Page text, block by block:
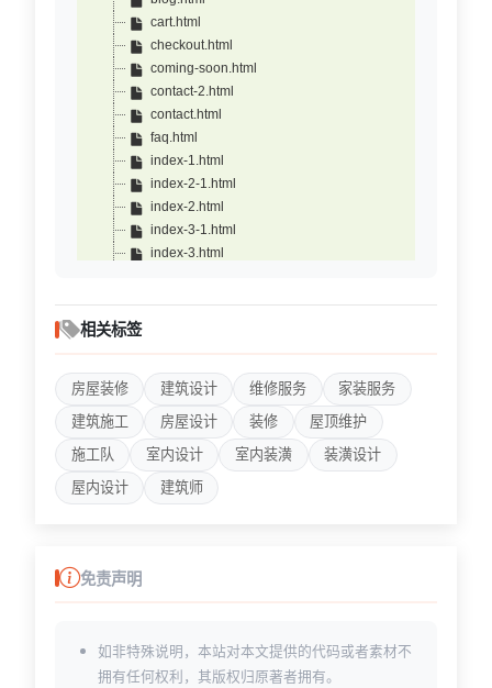
cart.html
checkout.html
coming-soon.html
contact-2.html
contact.html
faq.html
index-1.html
index-2-1.html
index-2.html
index-3-1.html
index-3.html
projects.html
register.html
service-detail-2.html
service-detail.html
services-2.html
services.html
testimonial.html
相关标签
房屋装修 建筑设计 维修服务
家装服务
建筑施工
房屋设计 装修
屋顶维护
施工队
室内设计 室内装潢
装潢设计
屋内设计
建筑师
免责声明
如非特殊说明，本站对本文提供的代码或者素材不
拥有任何权利，其版权归原著者拥有。